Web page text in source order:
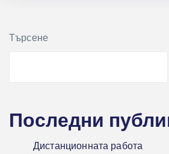
Търсене
Последни
Дистанционната работа